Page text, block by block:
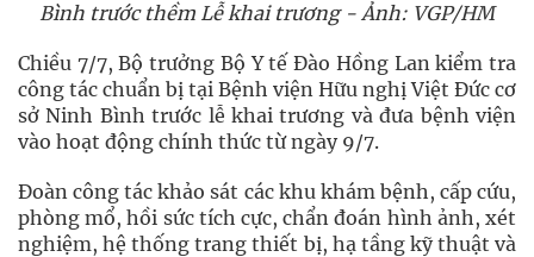
Bình trước thềm Lễ khai trương - Ảnh: VGP/HM
Chiều 7/7, Bộ trưởng Bộ Y tế Đào Hồng Lan kiểm tra
công tác chuẩn bị tại Bệnh viện Hữu nghị Việt Đức cơ
sở Ninh Bình trước lễ khai trương và đưa bệnh viện
vào hoạt động chính thức từ ngày 9/7.
Đoàn công tác khảo sát các khu khám bệnh, cấp cứu,
phòng mổ, hồi sức tích cực, chẩn đoán hình ảnh, xét
nghiệm, hệ thống trang thiết bị, hạ tầng kỹ thuật và